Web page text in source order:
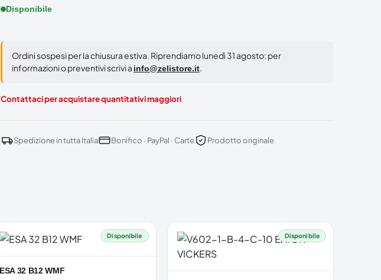
Disponibile
Ordini sospesi per la chiusura estiva. Riprendiamo lunedì 31 agosto: per
informazioni o preventivi scrivi a info@zelistore.it.
Contattaci per acquistare quantitativi maggiori
Spedizione in tutta Italia Bonifico · PayPal · Carte Prodotto originale
Disponibile
ESA 32 B12 WMF
Disponibile